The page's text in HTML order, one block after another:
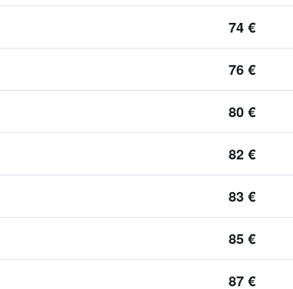
74 €
76 €
80 €
82 €
83 €
85 €
87 €